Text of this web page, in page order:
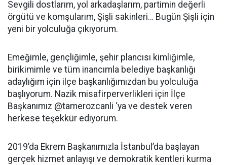
Sevgili dostlarım, yol arkadaşlarım, partimin değerli
örgütü ve komşularım, Şişli sakinleri… Bugün Şişli için
yeni bir yolculuğa çıkıyorum.
Emeğimle, gençliğimle, şehir plancısı kimliğimle,
birikimimle ve tüm inancımla belediye başkanlığı
adaylığım için ilçe başkanlığımızdan bu yolculuğa
başlıyorum. Nazik misafirperverlikleri için İlçe
Başkanımız @tamerozcanli ‘ya ve destek veren
herkese teşekkür ediyorum.
2019’da Ekrem Başkanımızla İstanbul’da başlayan
gerçek hizmet anlayışı ve demokratik kentleri kurma